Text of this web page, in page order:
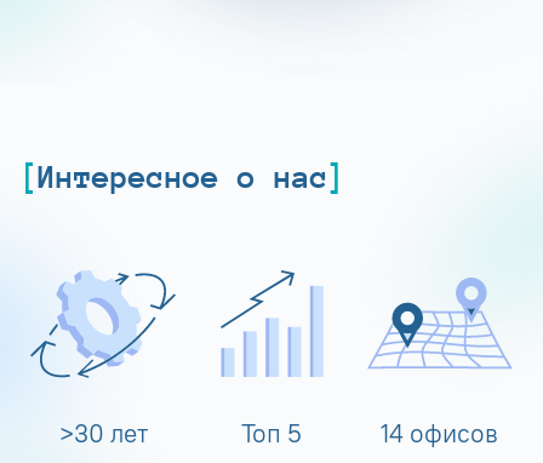
Интересное о нас
>30 лет Топ 5 14 офисов